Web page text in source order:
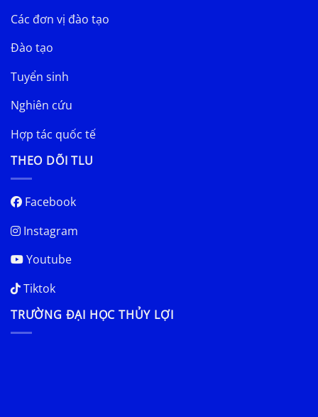
Các đơn vị đào tạo
Đào tạo
Tuyển sinh
Nghiên cứu
Hợp tác quốc tế
THEO DÕI TLU
Facebook
Instagram
Youtube
Tiktok
TRƯỜNG ĐẠI HỌC THỦY LỢI